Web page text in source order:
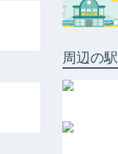
周辺の駅